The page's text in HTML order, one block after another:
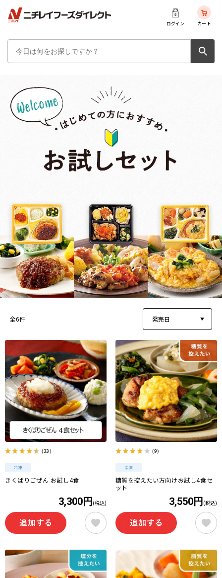
ログイン カート
発売日
全6件
（33）
きくばりごぜん お試し4食
3,300円 (税込)
（9）
糖質を控えたい方向けお試し4食セ
ット
3,550円 (税込)